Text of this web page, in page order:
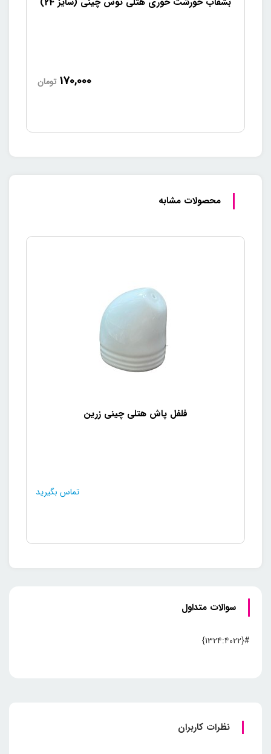
170,000 تومان
محصولات مشابه
فلفل پاش هتلی چینی زرین
تماس بگیرید
سوالات متداول
#{1324:4022}
نظرات کاربران